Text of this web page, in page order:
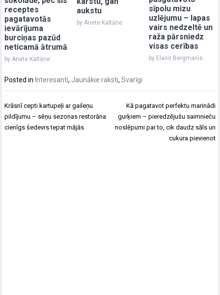
receptes
pagatavotās
ievārījuma
burciņas pazūd
neticamā ātrumā
by Anete Kaltāne
aukstu
by Anete Kaltāne
sīpolu mizu
uzlējumu – lapas
vairs nedzeltē un
raža pārsniedz
visas cerības
by Elans Bergmanis
Posted inInteresanti, Jaunākie raksti,Svarīgi
Post
navigation
Krāsnī cepti kartupeļi ar gaileņu
pildījumu – sēņu sezonas restorāna
cienīgs šedevrs tepat mājās
Kā pagatavot perfektu marinādi
gurķiem – pieredzējušu saimnieču
noslēpumi par to, cik daudz sāls un
cukura pievienot